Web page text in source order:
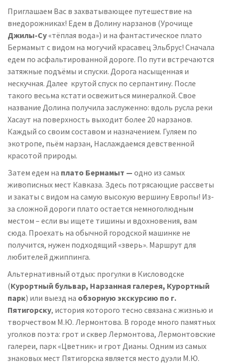
Приглашаем Вас в захватывающее путешествие на
внедорожниках! Едем в Долину нарзанов (Урочище
Джилы-Су «тёплая вода») и на фантастическое плато
Бермамыт с видом на могучий красавец Эльбрус! Сначала
едем по асфальтированной дороге. По пути встречаются
затяжные подъёмы и спуски. Дорога насыщенная и
нескучная. Далее крутой спуск по серпантину. После
такого весьма кстати освежиться минералкой. Свое
название Долина получила заслуженно: вдоль русла реки
Хасаут на поверхность выходит более 20 нарзанов.
Каждый со своим составом и назначением. Гуляем по
экотропе, пьём нарзан, Наслаждаемся девственной
красотой природы.
Затем едем на плато Бермамыт — одно из самых
живописных мест Кавказа. Здесь потрясающие рассветы
и закаты с видом на самую высокую вершину Европы! Из-
за сложной дороги плато остается немноголюдным
местом – если вы ищете тишины и вдохновения, вам
сюда. Проехать на обычной городской машинке не
получится, нужен подходящий «зверь». Маршрут для
любителей джиппинга.
Альтернативный отдых: прогулки в Кисловодске
(Курортный бульвар, Нарзанная галерея, Курортный
парк) или выезд на обзорную экскурсию по г.
Пятигорску, история которого тесно связана с жизнью и
творчеством М.Ю. Лермонтова. В городе много памятных
уголков поэта: грот и сквер Лермонтова, Лермонтовские
галереи, парк «Цветник» и грот Дианы. Одним из самых
знаковых мест Пятигорска является место дуэли М.Ю.